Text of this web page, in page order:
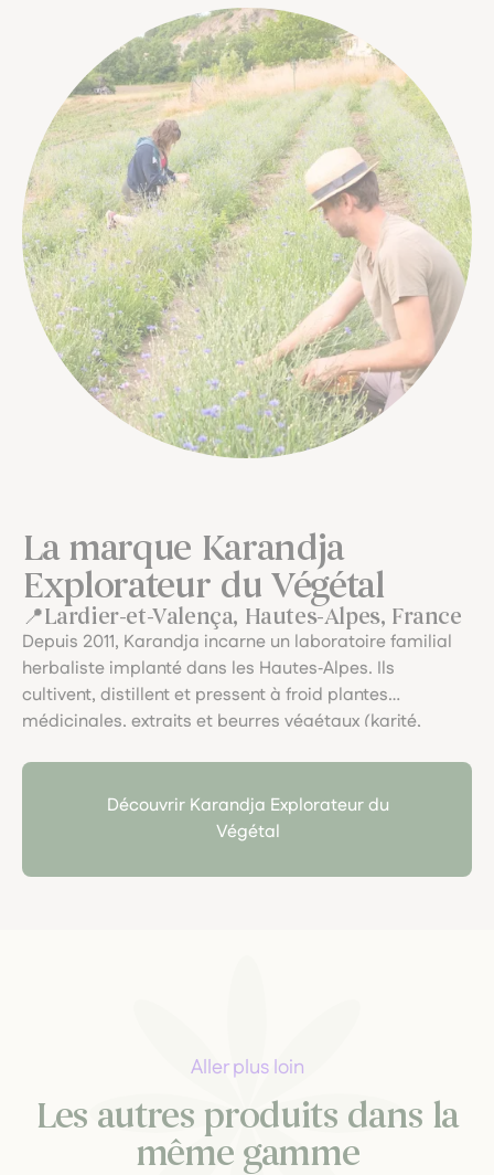
La marque Karandja
Explorateur du Végétal
Lardier-et-Valença, Hautes-Alpes, France
Depuis 2011, Karandja incarne un laboratoire familial
herbaliste implanté dans les Hautes‑Alpes. Ils
cultivent, distillent et pressent à froid plantes
médicinales, extraits et beurres végétaux (karité,
écoresponsable. Le soin du végétal, la traçabilité, et
l’art du fait main y sont célébrés dans chaque pot.
Découvrir Karandja Explorateur du
Végétal
Aller plus loin
Les autres produits dans la
même gamme